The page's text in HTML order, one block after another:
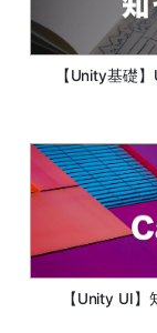
【Unity基礎
【Unity UI